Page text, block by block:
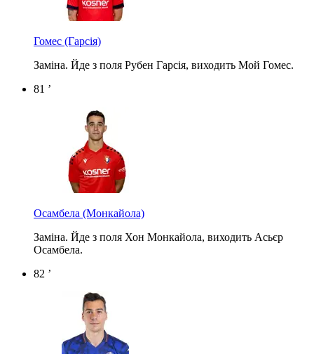
Гомес (Гарсія)
Заміна. Йде з поля Рубен Гарсія, виходить Мой Гомес.
81 ’
Осамбела (Монкайола)
Заміна. Йде з поля Хон Монкайола, виходить Асьєр
Осамбела.
82 ’